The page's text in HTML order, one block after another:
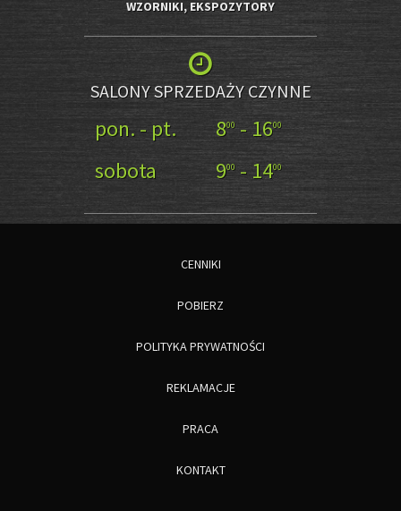
WZORNIKI, EKSPOZYTORY
SALONY SPRZEDAŻY CZYNNE
pon. - pt. 800- 1600
sobota 900 - 1400
CENNIKI
POBIERZ
POLITYKA PRYWATNOŚCI
REKLAMACJE
PRACA
KONTAKT